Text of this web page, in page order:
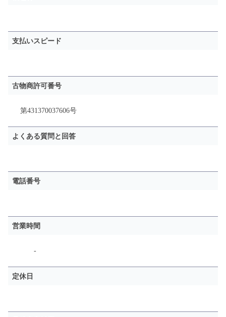
支払いスピード
古物商許可番号
第431370037606号
よくある質問と回答
電話番号
営業時間
-
定休日